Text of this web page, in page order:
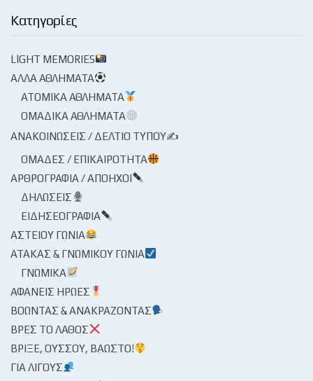
Κατηγορίες
LIGHT MEMORIES
ΆΛΛΑ ΑΘΛΉΜΑΤΑ
ΑΤΟΜΙΚΆ ΑΘΛΉΜΑΤΑ
ΟΜΑΔΙΚΆ ΑΘΛΉΜΑΤΑ
ΑΝΑΚΟΙΝΏΣΕΙΣ / ΔΕΛΤΊΟ ΤΎΠΟΥ✍
ΟΜΆΔΕΣ / ΕΠΙΚΑΙΡΌΤΗΤΑ
ΑΡΘΡΟΓΡΑΦΊΑ / ΑΠΌΗΧΟΙ
ΔΗΛΏΣΕΙΣ
ΕΙΔΗΣΕΟΓΡΑΦΊΑ
ΑΣΤΕΊΟΥ ΓΩΝΊΑ
ΑΤΆΚΑΣ & ΓΝΩΜΙΚΟΎ ΓΩΝΊΑ
ΓΝΩΜΙΚΆ
ΑΦΑΝΕΊΣ ΉΡΩΕΣ
ΒΟΏΝΤΑΣ & ΑΝΑΚΡΆΖΟΝΤΑΣ
ΒΡΕΣ ΤΟ ΛΆΘΟΣ
ΒΡΊΞΕ, ΟΎΣΣΟΥ, ΒΆΩΣΤΟ!
ΓΙΑ ΛΊΓΟΥΣ